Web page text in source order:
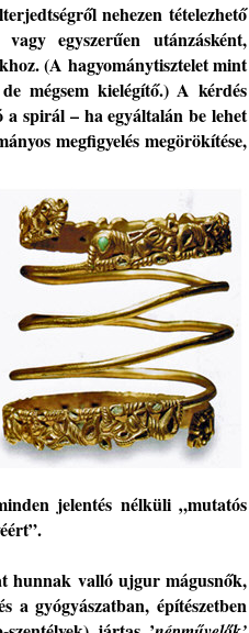
nehezen tételezhető
vagyegyszerűenutánzásként,
hoz.(A hagyománytiszteletmint
mégsem kielégítő.) A kérdés
a spirál – ha egyáltalán be lehet
megfigyelés megörökítése,
jelentés nélküli „mutatós
hunnak valló ujgurmágusnők,
a gyógyászatban, építészetben